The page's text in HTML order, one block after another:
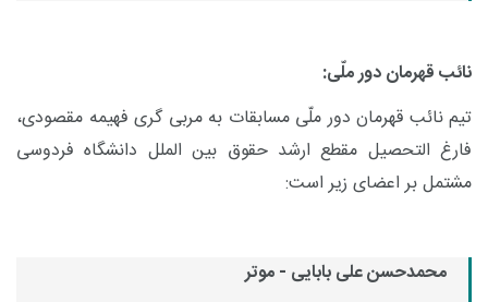
نائب قهرمان دور ملّی:
تیم نائب قهرمان دور ملّی مسابقات به مربی گری فهیمه مقصودی،
فارغ التحصیل مقطع ارشد حقوق بین الملل دانشگاه فردوسی
مشتمل بر اعضای زیر است:
محمدحسن علی بابایی - موتر